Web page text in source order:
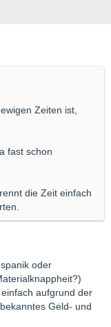
Zeiten ist,
fast schon
die Zeit einfach
oder
aufgrund der
Geld- und